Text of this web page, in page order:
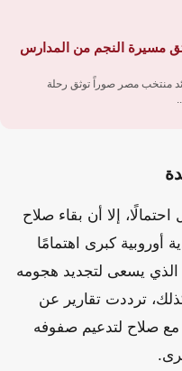
مسيرة النجم من المدارس
منتخب مصر صوراً توثق رحلة
إلا أن بقاء صلاح
أوروبية كبرى اهتمامًا
الذي يسعى لتجديد هجومه
ترددت تقارير عن
مع صلاح لتدعيم صفوفه